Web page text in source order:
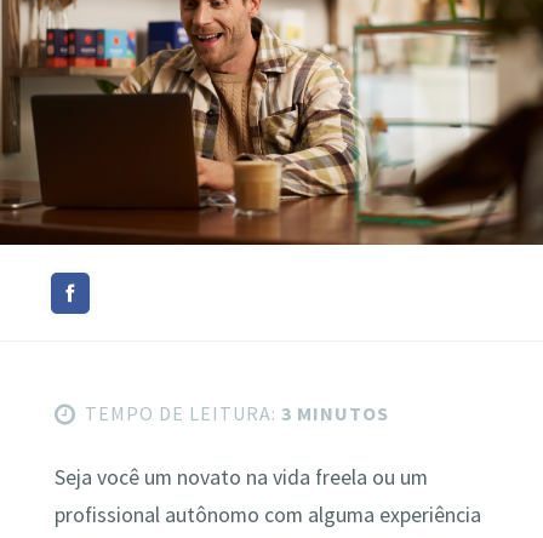
TEMPO DE LEITURA: 3 MINUTOS
Seja você um novato na vida freela ou um
profissional autônomo com alguma experiência